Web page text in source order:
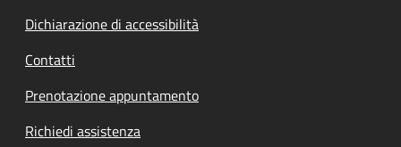
Dichiarazione di accessibilità
Contatti
Prenotazione appuntamento
Richiedi assistenza